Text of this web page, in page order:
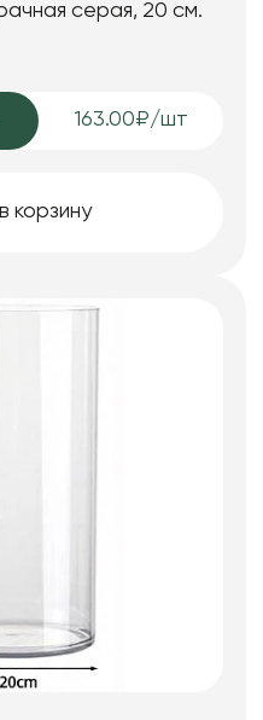
серая, 20 см.
163.00₽/шт
корзину